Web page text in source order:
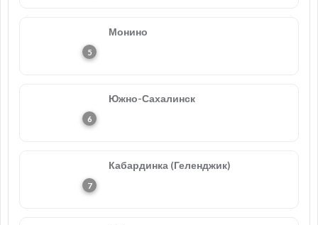
Монино
Южно-Сахалинск
Кабардинка (Геленджик)